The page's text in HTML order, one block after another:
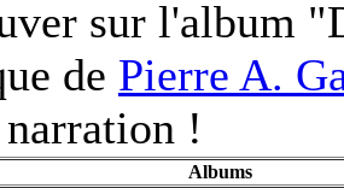
sur l'album
de Pierre A.
!
Albums